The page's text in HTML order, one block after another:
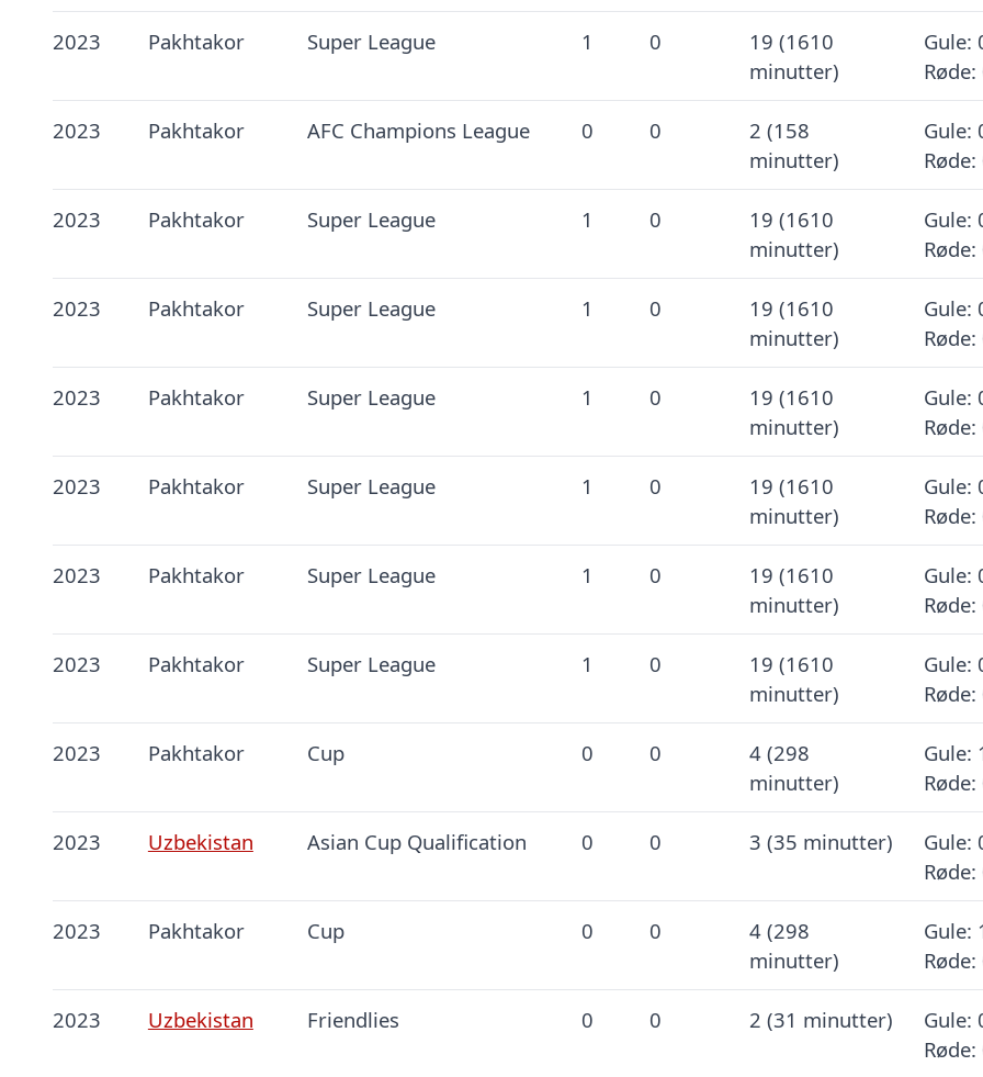
2023 Pakhtakor Super League 1 0
19 (1610
minutter)
Gule:
Røde:
2023 Pakhtakor AFC Champions League 0 0
2 (158
minutter)
Gule:
Røde:
2023 Pakhtakor Super League 1 0
19 (1610
minutter)
Gule:
Røde:
2023 Pakhtakor Super League 1 0
19 (1610
minutter)
Gule:
Røde:
2023 Pakhtakor Super League 1 0
19 (1610
minutter)
Gule:
Røde:
2023 Pakhtakor Super League 1 0
19 (1610
minutter)
Gule:
Røde:
2023 Pakhtakor Super League 1 0
19 (1610
minutter)
Gule:
Røde:
2023 Pakhtakor Super League 1 0
19 (1610
minutter)
Gule:
Røde:
2023 Pakhtakor Cup 0 0
4 (298
minutter)
Gule:
Røde:
2023 Uzbekistan Asian Cup Qualification 0 0 3 (35 minutter)
Gule:
Røde:
2023 Pakhtakor Cup 0 0
4 (298
minutter)
Gule:
Røde:
2023 Uzbekistan Friendlies 0 0 2 (31 minutter)
Gule:
Røde: